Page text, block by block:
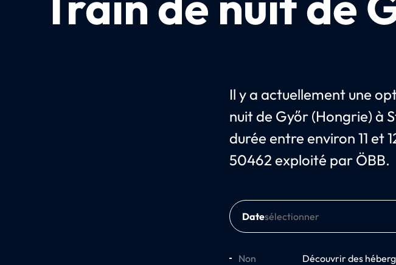
Il y a actuellement une
nuit de Győr (Hongrie) à
durée entre environ 11 et
50462 exploité par ÖBB.
Date
Non Découvrir des